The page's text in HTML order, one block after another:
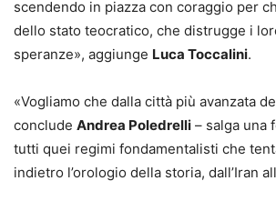
scendendo in piazza con coraggio per
dello stato teocratico, che distrugge i
speranze», aggiunge Luca Toccalini.
«Vogliamo che dalla città più avanzata
conclude Andrea Poledrelli – salga una
tutti quei regimi fondamentalisti che
indietro l’orologio della storia, dall’Iran